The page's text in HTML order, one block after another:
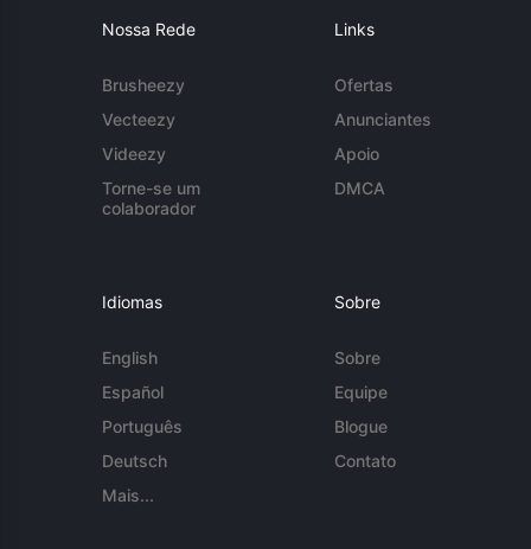
Nossa Rede
Brusheezy
Vecteezy
Videezy
Torne-se um
colaborador
Links
Ofertas
Anunciantes
Apoio
DMCA
Idiomas
English
Español
Português
Deutsch
Mais...
Sobre
Sobre
Equipe
Blogue
Contato